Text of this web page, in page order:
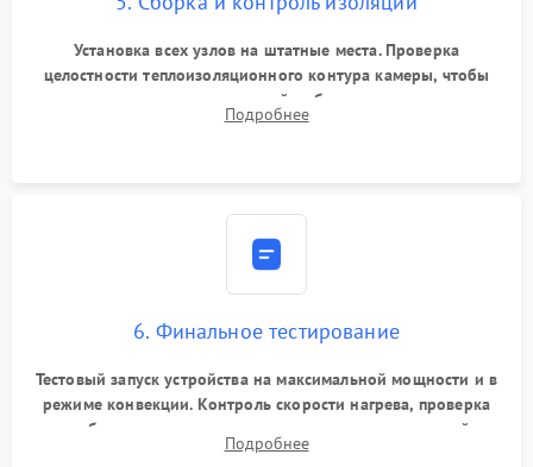
Установка всех узлов на штатные места. Проверка
целостности теплоизоляционного контура камеры, чтобы
исключить перегрев кухонной мебели и потерю тепла.
Надежная фиксация клемм и сборка корпуса шкафа.
Подробнее
6. Финальное тестирование
Тестовый запуск устройства на максимальной мощности и в
режиме конвекции. Контроль скорости нагрева, проверка
срабатывания термостата при достижении заданной
температуры и тест на отсутствие утечек тока.
Подробнее